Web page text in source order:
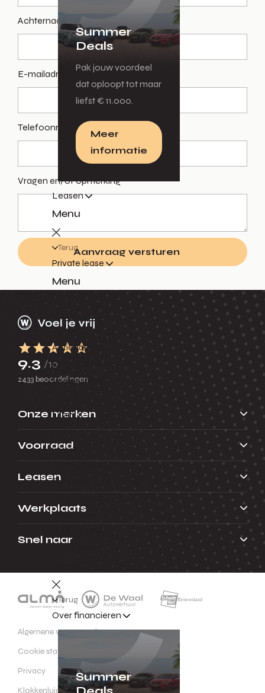
Summer
Deals
Pak jouw voordeel
dat oploopt tot maar
liefst € 11.000.
Meer
informatie
Leasen
Menu
Terug
Private lease
Menu
Voorraad
Actieaanbod
Over private lease
Veelgestelde vragen
Menu
Terug
Financial lease
Full operational lease
Shortlease
Terug
Over financieren
Summer
Achternaam
E-mailadres
Telefoonnummer
Vragen en/of opmerking
Aanvraag versturen
9.3 /10
2433 beoordelingen
Onze merken
Voorraad
Leasen
Werkplaats
Snel naar
Algemene voorwaarden
Cookie statement
Privacy
Klokkenluidersregeling